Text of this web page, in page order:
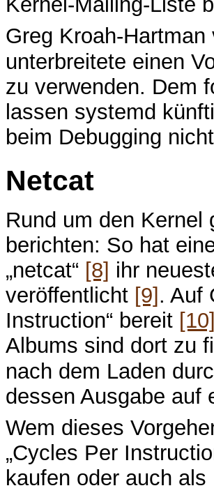
Greg Kroah-
unterbreitete einen
zu verwenden. Dem
lassen systemd
beim Debugging
Netcat
Rund um den Kernel
berichten: So hat
„netcat“ [8] ihr
veröffentlicht [9] . Auf
Instruction“ bereit [10]
Albums sind dort zu
nach dem Laden
dessen Ausgabe auf
Wem dieses
„Cycles Per
kaufen oder auch